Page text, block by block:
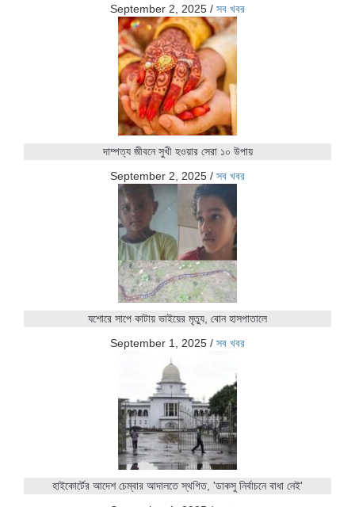
September 2, 2025 / সব খবর
দাম্পত্য জীবনে সুখী হওয়ার সেরা ১০ উপায়
September 2, 2025 / সব খবর
যশোরে সাপে কাটায় ভাইয়ের মৃত্যু, বোন হাসপাতালে
September 1, 2025 / সব খবর
হাইকোর্টের আদেশ চেম্বার আদালতে স্থগিত, 'ডাকসু নির্বাচনে বাধা নেই'